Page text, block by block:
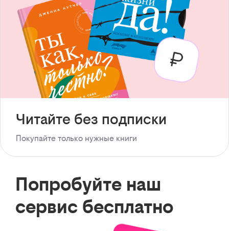
Читайте без подписки
Покупайте только нужные книги
Попробуйте наш
сервис бесплатно